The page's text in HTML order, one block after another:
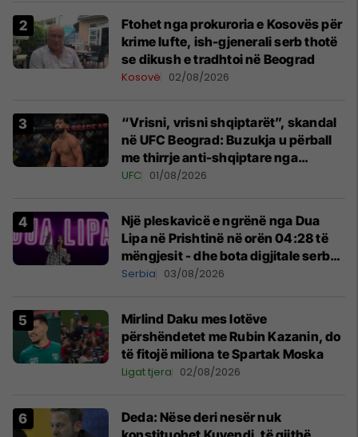
Ftohet nga prokuroria e Kosovës për
krime lufte, ish-gjenerali serb thotë
se dikush e tradhtoi në Beograd
Kosovë 02/08/2026
“Vrisni, vrisni shqiptarët”, skandal
në UFC Beograd: Buzukja u përball
me thirrje anti-shqiptare nga
tribunat
UFC 01/08/2026
Një pleskavicë e ngrënë nga Dua
Lipa në Prishtinë në orën 04:28 të
mëngjesit - dhe bota digjitale serbe
shpall gjendjen e luftës
Serbia 03/08/2026
Mirlind Daku mes lotëve
përshëndetet me Rubin Kazanin, do
të fitojë miliona te Spartak Moska
Ligat tjera 02/08/2026
Deda: Nëse deri nesër nuk